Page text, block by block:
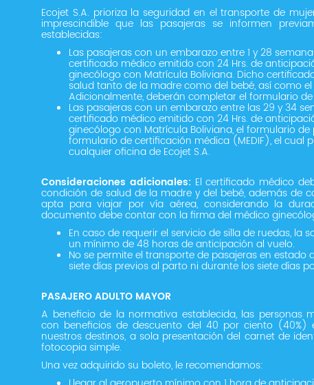
Ecojet S.A. prioriza la seguridad en el transporte de
imprescindible que las pasajeras se informen
establecidas:
Las pasajeras con un embarazo entre 1 y 28
certificado médico emitido con 24 Hrs. de
ginecólogo con Matrícula Boliviana. Dicho
salud tanto de la madre como del bebé, así como
Adicionalmente, deberán completar el formulario
Las pasajeras con un embarazo entre las 29 y 34
certificado médico emitido con 24 Hrs. de
ginecólogo con Matrícula Boliviana, el formulario
formulario de certificación médica (MEDIF), el cual
cualquier oficina de Ecojet S.A.
Consideraciones adicionales:El certificado médico
condición de salud de la madre y del bebé, además de
apta para viajar por vía aérea, considerando la
documento debe contar con la firma del médico
En caso de requerir el servicio de silla de ruedas, la
un mínimo de 48 horas de anticipación al vuelo.
No se permite el transporte de pasajeras en estado
siete días previos al parto ni durante los siete días
PASAJERO ADULTO MAYOR
A beneficio de la normativa establecida, las personas
con beneficios de descuento del 40 por ciento
nuestros destinos, a sola presentación del carnet de
fotocopia simple.
Una vez adquirido su boleto, le recomendamos: